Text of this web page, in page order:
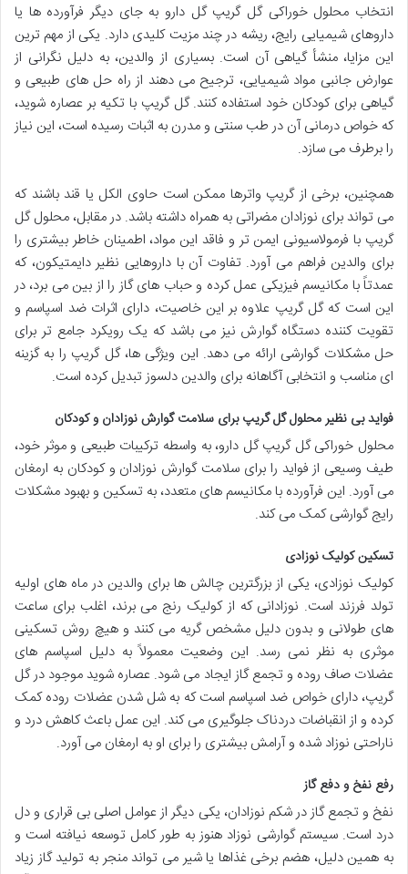
انتخاب محلول خوراکی گل گریپ گل دارو به جای دیگر فرآورده ها یا
داروهای شیمیایی رایج، ریشه در چند مزیت کلیدی دارد. یکی از مهم ترین
این مزایا، منشأ گیاهی آن است. بسیاری از والدین، به دلیل نگرانی از
عوارض جانبی مواد شیمیایی، ترجیح می دهند از راه حل های طبیعی و
گیاهی برای کودکان خود استفاده کنند. گل گریپ با تکیه بر عصاره شوید،
که خواص درمانی آن در طب سنتی و مدرن به اثبات رسیده است، این نیاز
را برطرف می سازد.
همچنین، برخی از گریپ واترها ممکن است حاوی الکل یا قند باشند که
می تواند برای نوزادان مضراتی به همراه داشته باشد. در مقابل، محلول گل
گریپ با فرمولاسیونی ایمن تر و فاقد این مواد، اطمینان خاطر بیشتری را
برای والدین فراهم می آورد. تفاوت آن با داروهایی نظیر دایمتیکون، که
عمدتاً با مکانیسم فیزیکی عمل کرده و حباب های گاز را از بین می برد، در
این است که گل گریپ علاوه بر این خاصیت، دارای اثرات ضد اسپاسم و
تقویت کننده دستگاه گوارش نیز می باشد که یک رویکرد جامع تر برای
حل مشکلات گوارشی ارائه می دهد. این ویژگی ها، گل گریپ را به گزینه
ای مناسب و انتخابی آگاهانه برای والدین دلسوز تبدیل کرده است.
فواید بی نظیر محلول گل گریپ برای سلامت گوارش نوزادان و کودکان
محلول خوراکی گل گریپ گل دارو، به واسطه ترکیبات طبیعی و موثر خود،
طیف وسیعی از فواید را برای سلامت گوارش نوزادان و کودکان به ارمغان
می آورد. این فرآورده با مکانیسم های متعدد، به تسکین و بهبود مشکلات
رایج گوارشی کمک می کند.
تسکین کولیک نوزادی
کولیک نوزادی، یکی از بزرگترین چالش ها برای والدین در ماه های اولیه
تولد فرزند است. نوزادانی که از کولیک رنج می برند، اغلب برای ساعت
های طولانی و بدون دلیل مشخص گریه می کنند و هیچ روش تسکینی
موثری به نظر نمی رسد. این وضعیت معمولاً به دلیل اسپاسم های
عضلات صاف روده و تجمع گاز ایجاد می شود. عصاره شوید موجود در گل
گریپ، دارای خواص ضد اسپاسم است که به شل شدن عضلات روده کمک
کرده و از انقباضات دردناک جلوگیری می کند. این عمل باعث کاهش درد و
ناراحتی نوزاد شده و آرامش بیشتری را برای او به ارمغان می آورد.
رفع نفخ و دفع گاز
نفخ و تجمع گاز در شکم نوزادان، یکی دیگر از عوامل اصلی بی قراری و دل
درد است. سیستم گوارشی نوزاد هنوز به طور کامل توسعه نیافته است و
به همین دلیل، هضم برخی غذاها یا شیر می تواند منجر به تولید گاز زیاد